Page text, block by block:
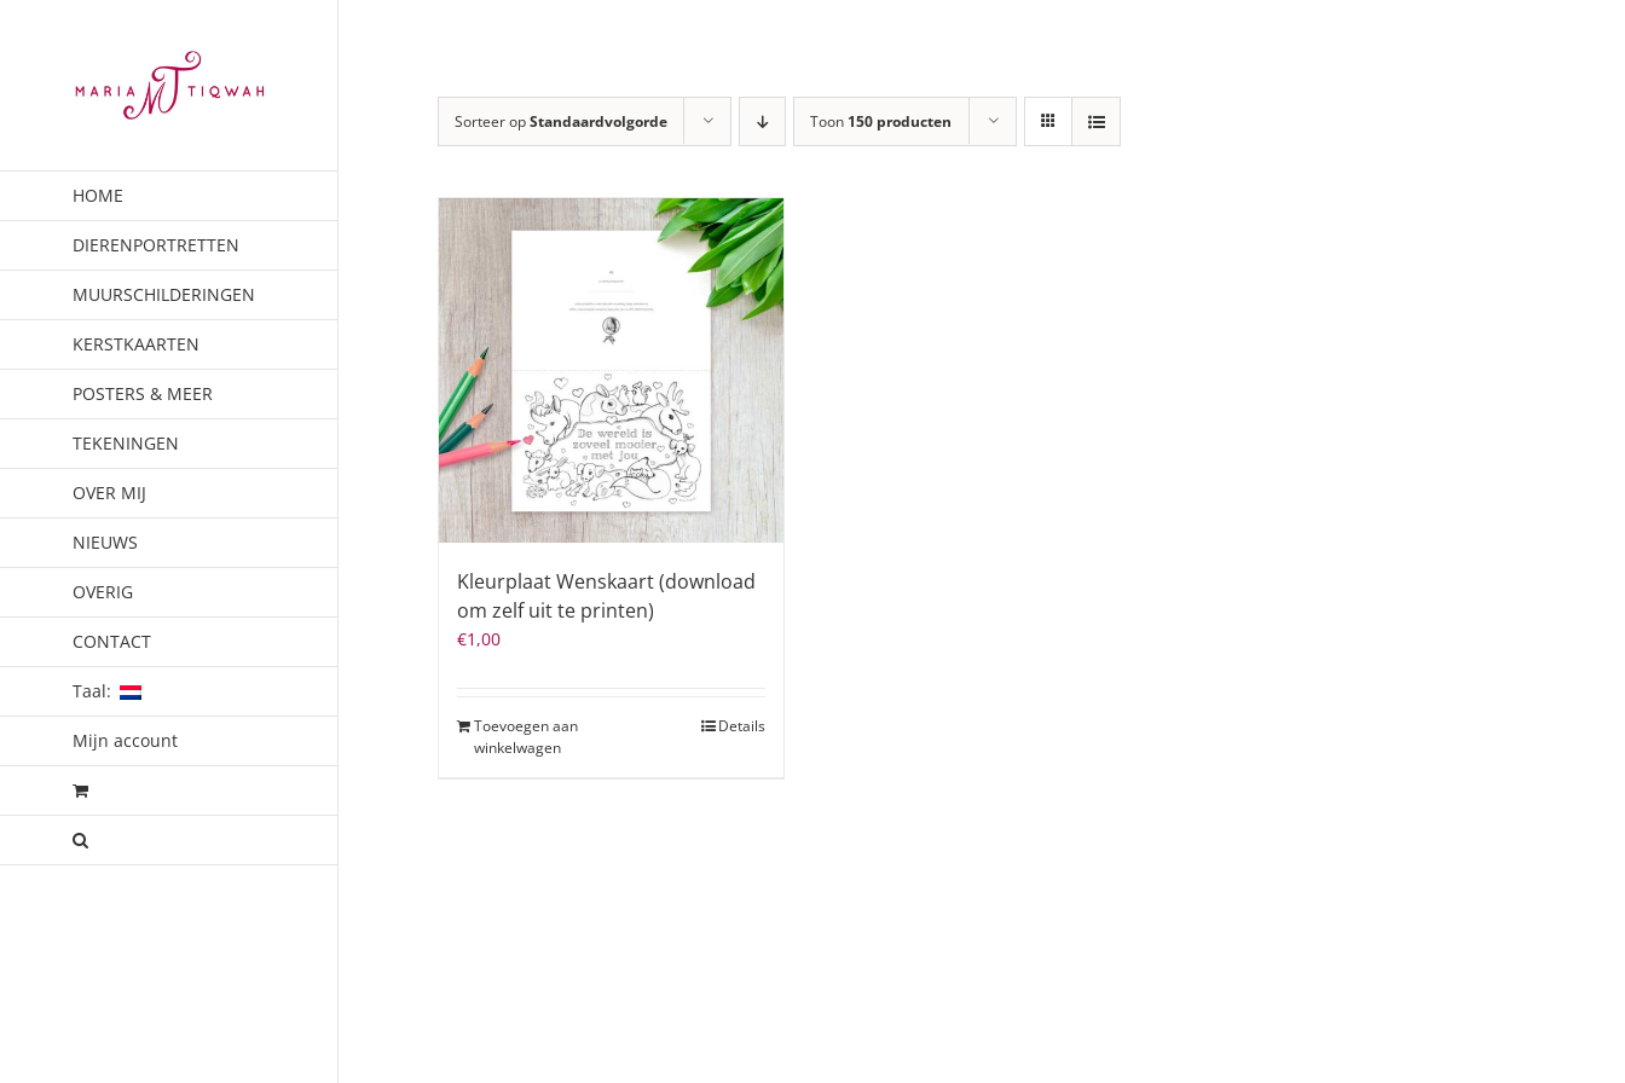
HOME
DIERENPORTRETTEN
MUURSCHILDERINGEN
KERSTKAARTEN
POSTERS & MEER
TEKENINGEN
OVER MIJ
NIEUWS
OVERIG
CONTACT
Taal:
Mijn account
Sorteer opStandaardvolgorde Toon 150 producten
Kleurplaat Wenskaart (download
om zelf uit te printen)
€1,00
Toevoegen aan
winkelwagen
Details